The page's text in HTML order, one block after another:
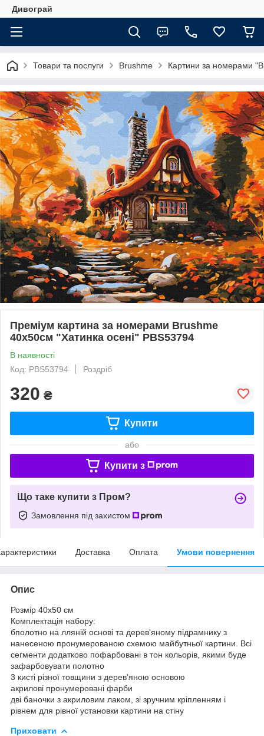
Дивограй
Товари та послуги Brushme Картини за номерами
Преміум картина за номерами Brushme
40x50см "Хатинка осені" PBS53794
В наявності
Код: PBS53794
Роздріб
320 ₴
Купити
або
Купити з
Що таке купити з Пром?
Замовлення під захистом
Доставка Оплата Умови повернення
Опис
Розмір 40x50 см
Комплектація набору:
бполотно на лляній основі та дерев'яному підрамнику з
нанесеною пронумерованою схемою майбутньої картини. Всі
сегменти додатково пофарбовані в тон кольорів, якими буде
зафарбовувати полотно
3 кисті різної товщини з дерев'яною основою
акрилові пронумеровані фарби
дві баночки з акриловим лаком, зі зручним кріпленням і
рівнем для рівної установки картини на стіну
Приховати